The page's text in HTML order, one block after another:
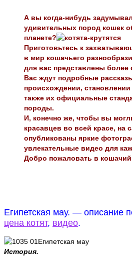
А вы когда-нибудь
удивительных пород кошек
планете?
Приготовьтесь к
в мир кошачьего
для вас представлены более
Вас ждут подробные
происхождении,
также их официальные
породы.
И, конечно же, чтобы вы
красавцев во всей красе, на
опубликованы яркие
увлекательные видео для
Добро пожаловать в
Египетская мау. — описание
цена котят, видео.
История.